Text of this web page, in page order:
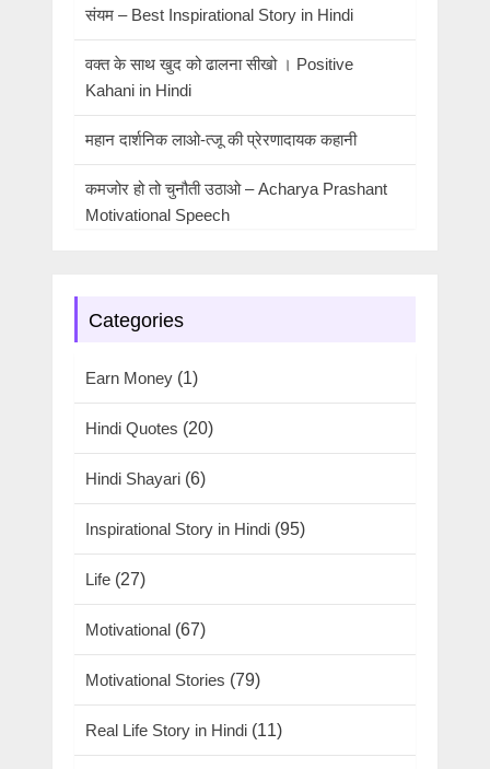
संयम – Best Inspirational Story in Hindi
वक्त के साथ खुद को ढालना सीखो । Positive
Kahani in Hindi
महान दार्शनिक लाओ-त्जू की प्रेरणादायक कहानी
कमजोर हो तो चुनौती उठाओ – Acharya Prashant
Motivational Speech
Categories
Earn Money (1)
Hindi Quotes (20)
Hindi Shayari (6)
Inspirational Story in Hindi (95)
Life (27)
Motivational (67)
Motivational Stories (79)
Real Life Story in Hindi (11)